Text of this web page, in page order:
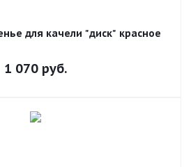
для качели "диск" красное
1 070 руб.